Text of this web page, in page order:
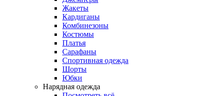
Жакеты
Кардиганы
Комбинезоны
Костюмы
Платья
Сарафаны
Спортивная одежда
Шорты
Юбки
Нарядная одежда